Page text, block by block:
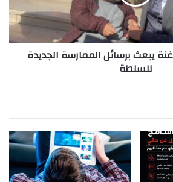
يبعث برسائل الممارسة الجديدة
للسلطة